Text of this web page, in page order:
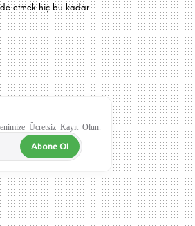
etmek hiç bu kadar
Ücretsiz Kayıt Olun.
Abone Ol